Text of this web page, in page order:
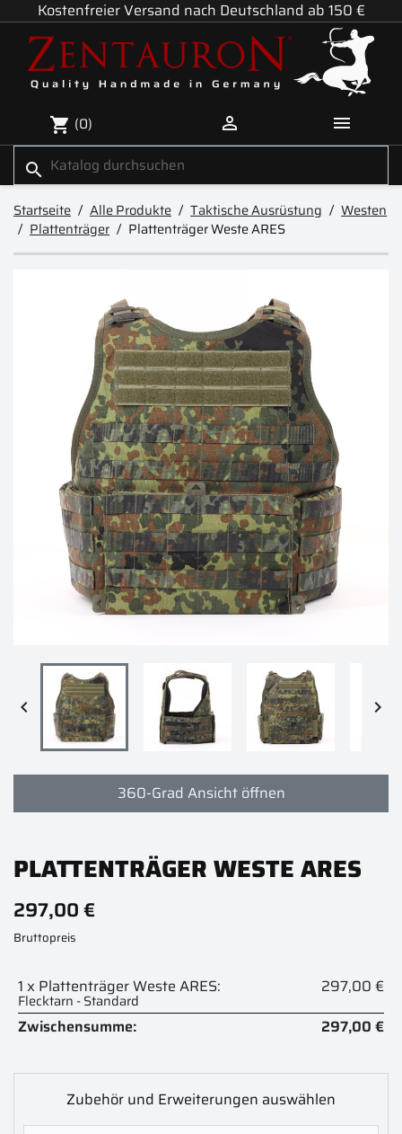
Kostenfreier Versand nach Deutschland ab 150 €
shopping_cart (0)  
search
Startseite Alle Produkte Taktische Ausrüstung
Westen
Plattenträger
Plattenträger Weste ARES
 
360-Grad Ansicht öffnen
PLATTENTRÄGER WESTE ARES
297,00 €
Bruttopreis
1 x Plattenträger Weste ARES:
Flecktarn - Standard
297,00 €
Zwischensumme:
297,00 €
Zubehör und Erweiterungen auswählen